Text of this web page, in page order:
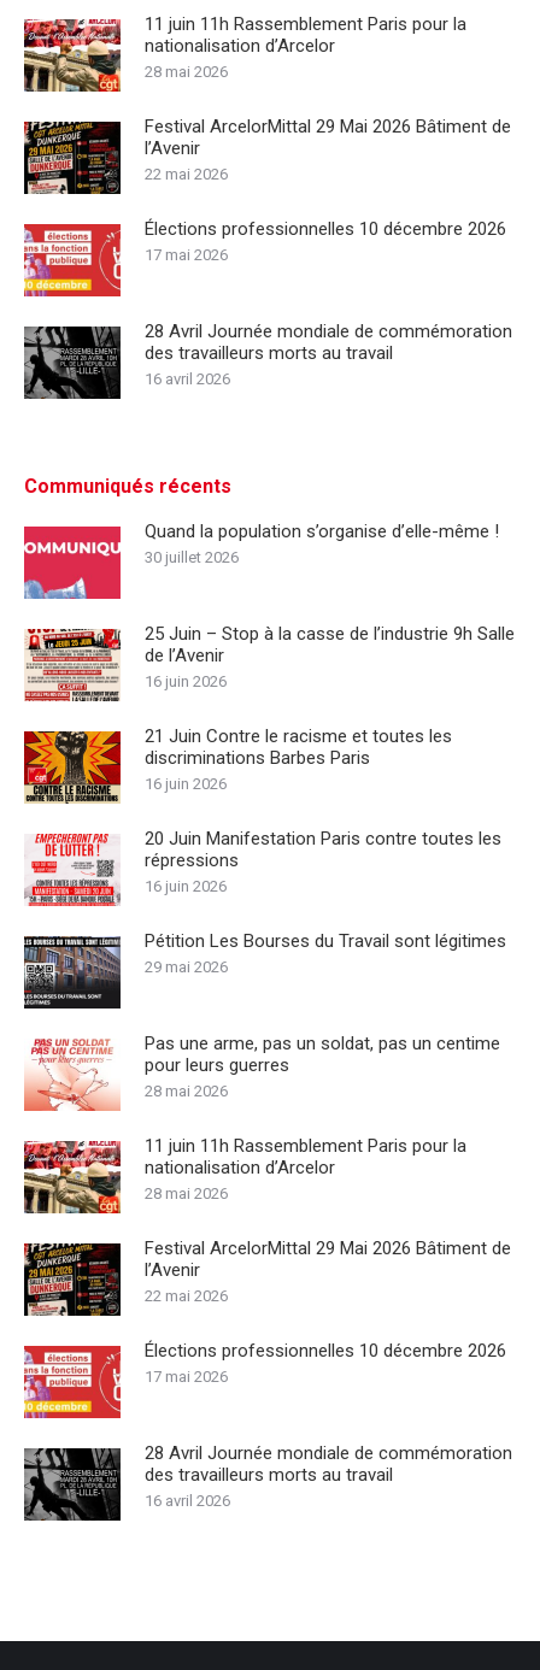
11 juin 11h Rassemblement Paris pour la
nationalisation d’Arcelor
28 mai 2026
Festival ArcelorMittal 29 Mai 2026 Bâtiment de
l’Avenir
22 mai 2026
Élections professionnelles 10 décembre 2026
17 mai 2026
28 Avril Journée mondiale de commémoration
des travailleurs morts au travail
16 avril 2026
Communiqués récents
Quand la population s’organise d’elle-même !
30 juillet 2026
25 Juin – Stop à la casse de l’industrie 9h Salle
de l’Avenir
16 juin 2026
21 Juin Contre le racisme et toutes les
discriminations Barbes Paris
16 juin 2026
20 Juin Manifestation Paris contre toutes les
répressions
16 juin 2026
Pétition Les Bourses du Travail sont légitimes
29 mai 2026
Pas une arme, pas un soldat, pas un centime
pour leurs guerres
28 mai 2026
11 juin 11h Rassemblement Paris pour la
nationalisation d’Arcelor
28 mai 2026
Festival ArcelorMittal 29 Mai 2026 Bâtiment de
l’Avenir
22 mai 2026
Élections professionnelles 10 décembre 2026
17 mai 2026
28 Avril Journée mondiale de commémoration
des travailleurs morts au travail
16 avril 2026